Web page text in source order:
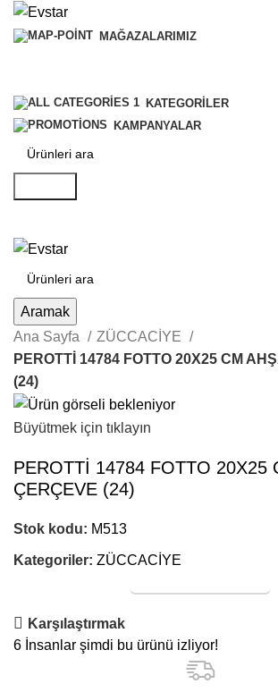
MAĞAZALARIMIZ
KATEGORILER
KAMPANYALAR
Aramak
Ana Sayfa
ZÜCCACİYE
PEROTTİ 14784 FOTTO 20X25 CM
(24)
Büyütmek için tıklayın
PEROTTİ 14784 FOTTO 20X25
ÇERÇEVE (24)
Stok kodu: M513
Kategoriler: ZÜCCACİYE
Karşılaştırmak
6 İnsanlar şimdi bu ürünü izliyor!